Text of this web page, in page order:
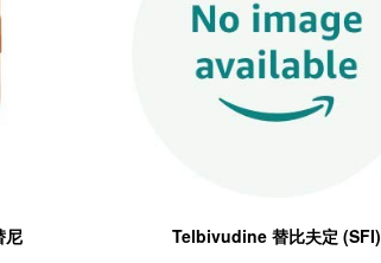
尼 Telbivudine 替比夫定 (SFI)